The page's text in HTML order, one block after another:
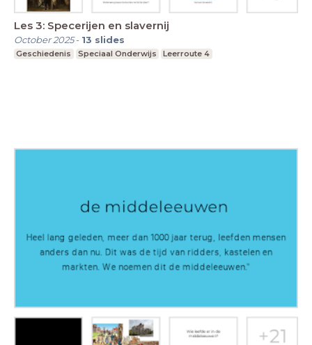
Les 3: Specerijen en slavernij
October 2025- 13 slides
Geschiedenis Speciaal Onderwijs Leerroute 4